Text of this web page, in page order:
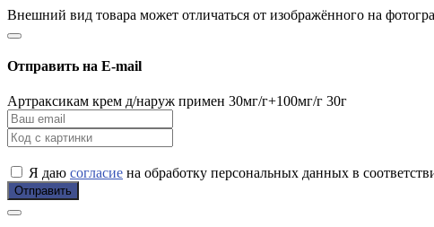
Внешний вид товара может отличаться от изображённого на
Отправить на E-mail
Артраксикам крем д/наруж примен 30мг/г+100мг/г 30г
Я даю согласие на обработку персональных данных в
Отправить